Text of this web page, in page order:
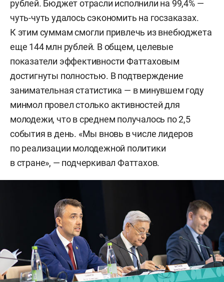
рублей. Бюджет отрасли исполнили на 99,4% —
чуть-чуть удалось сэкономить на госзаказах.
К этим суммам смогли привлечь из внебюджета
еще 144 млн рублей. В общем, целевые
показатели эффективности Фаттаховым
достигнуты полностью. В подтверждение
занимательная статистика — в минувшем году
минмол провел столько активностей для
молодежи, что в среднем получалось по 2,5
события в день. «Мы вновь в числе лидеров
по реализации молодежной политики
в стране», — подчеркивал Фаттахов.